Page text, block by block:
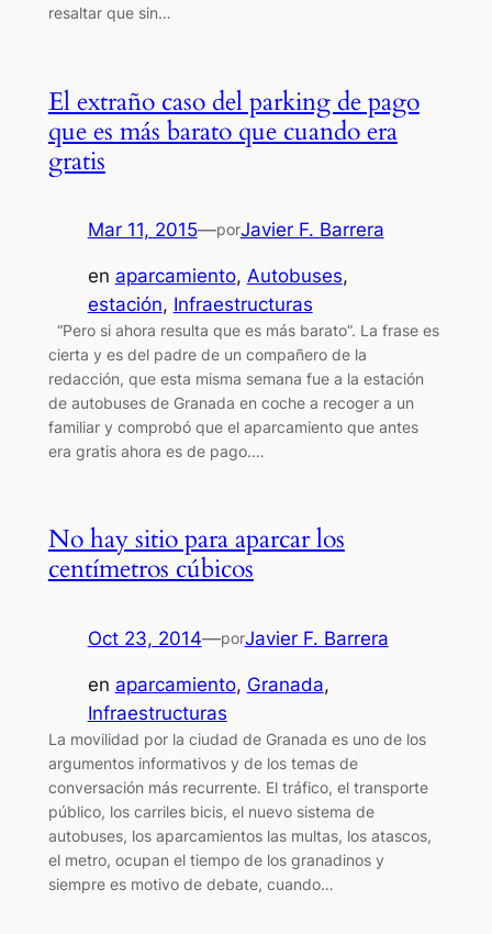
resaltar que sin…
El extraño caso del parking de pago
que es más barato que cuando era
gratis
Mar 11, 2015—porJavier F. Barrera
en aparcamiento, Autobuses
estación, Infraestructuras
“Pero si ahora resulta que es más barato”. La frase es
cierta y es del padre de un compañero de la
redacción, que esta misma semana fue a la estación
de autobuses de Granada en coche a recoger a un
familiar y comprobó que el aparcamiento que antes
era gratis ahora es de pago.…
No hay sitio para aparcar los
centímetros cúbicos
Oct 23, 2014—porJavier F. Barrera
en aparcamiento, Granada
Infraestructuras
La movilidad por la ciudad de Granada es uno de los
argumentos informativos y de los temas de
conversación más recurrente. El tráfico, el transporte
público, los carriles bicis, el nuevo sistema de
autobuses, los aparcamientos las multas, los atascos,
el metro, ocupan el tiempo de los granadinos y
siempre es motivo de debate, cuando…